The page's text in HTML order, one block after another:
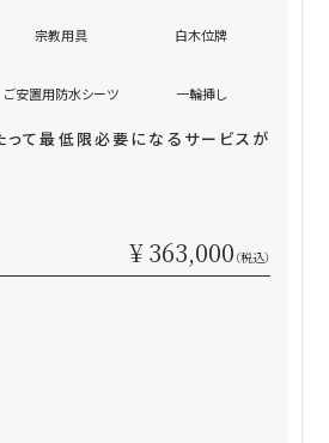
宗教用具 白木位牌
ご安置用防水シーツ 一輪挿し
って最低限必要になるサービスが
¥ 363,000 （税込）